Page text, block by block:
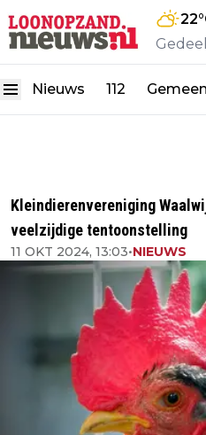
22
Nieuws 112
Kleindierenvereniging
veelzijdige tentoonstelling
11 OKT 2024, 13:03•NIEUWS